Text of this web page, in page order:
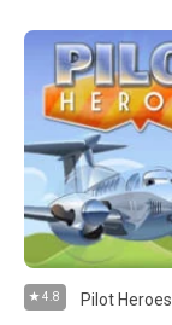
4.8 Pilot Heroes